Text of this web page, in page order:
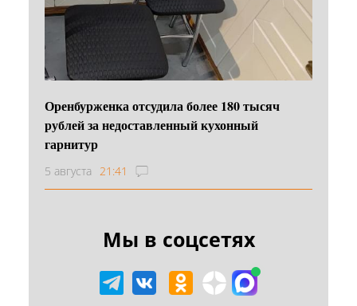
Оренбурженка отсудила более 180 тысяч
рублей за недоставленный кухонный
гарнитур
5 августа 21:41
Мы в соцсетях